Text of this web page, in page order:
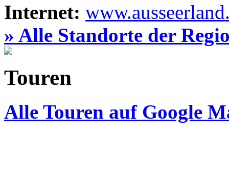
Internet:
» Alle Standorte der
Touren
Alle Touren auf Google